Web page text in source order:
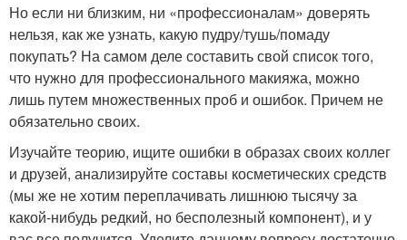
Но если ни близким, ни «профессионалам» доверять
нельзя, как же узнать, какую пудру/тушь/помаду
покупать? На самом деле составить свой список того,
что нужно для профессионального макияжа, можно
лишь путем множественных проб и ошибок. Причем не
обязательно своих.
Изучайте теорию, ищите ошибки в образах своих коллег
и друзей, анализируйте составы косметических средств
(мы же не хотим переплачивать лишнюю тысячу за
какой-нибудь редкий, но бесполезный компонент), и у